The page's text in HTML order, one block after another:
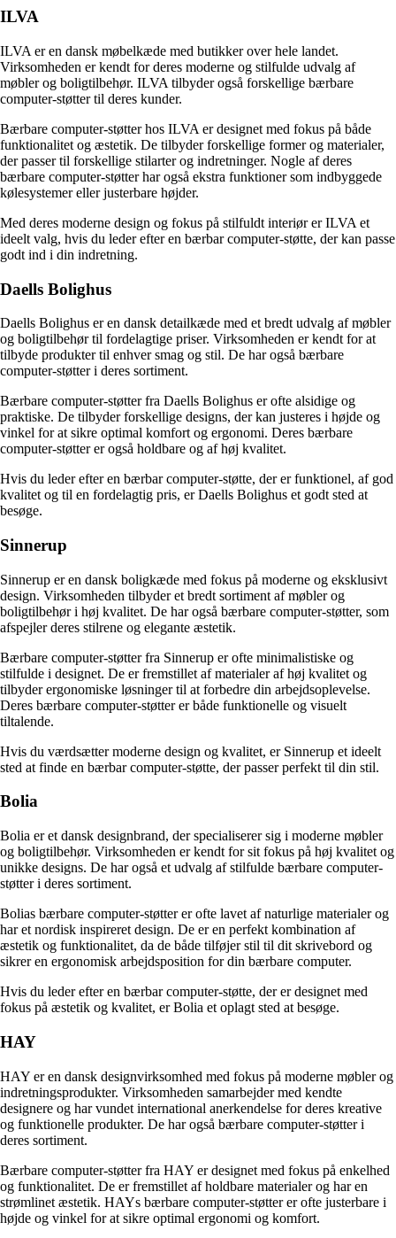
ILVA
ILVA er en dansk møbelkæde med butikker over hele landet.
Virksomheden er kendt for deres moderne og stilfulde udvalg af
møbler og boligtilbehør. ILVA tilbyder også forskellige bærbare
computer-støtter til deres kunder.
Bærbare computer-støtter hos ILVA er designet med fokus på både
funktionalitet og æstetik. De tilbyder forskellige former og materialer,
der passer til forskellige stilarter og indretninger. Nogle af deres
bærbare computer-støtter har også ekstra funktioner som indbyggede
kølesystemer eller justerbare højder.
Med deres moderne design og fokus på stilfuldt interiør er ILVA et
ideelt valg, hvis du leder efter en bærbar computer-støtte, der kan passe
godt ind i din indretning.
Daells Bolighus
Daells Bolighus er en dansk detailkæde med et bredt udvalg af møbler
og boligtilbehør til fordelagtige priser. Virksomheden er kendt for at
tilbyde produkter til enhver smag og stil. De har også bærbare
computer-støtter i deres sortiment.
Bærbare computer-støtter fra Daells Bolighus er ofte alsidige og
praktiske. De tilbyder forskellige designs, der kan justeres i højde og
vinkel for at sikre optimal komfort og ergonomi. Deres bærbare
computer-støtter er også holdbare og af høj kvalitet.
Hvis du leder efter en bærbar computer-støtte, der er funktionel, af god
kvalitet og til en fordelagtig pris, er Daells Bolighus et godt sted at
besøge.
Sinnerup
Sinnerup er en dansk boligkæde med fokus på moderne og eksklusivt
design. Virksomheden tilbyder et bredt sortiment af møbler og
boligtilbehør i høj kvalitet. De har også bærbare computer-støtter, som
afspejler deres stilrene og elegante æstetik.
Bærbare computer-støtter fra Sinnerup er ofte minimalistiske og
stilfulde i designet. De er fremstillet af materialer af høj kvalitet og
tilbyder ergonomiske løsninger til at forbedre din arbejdsoplevelse.
Deres bærbare computer-støtter er både funktionelle og visuelt
tiltalende.
Hvis du værdsætter moderne design og kvalitet, er Sinnerup et ideelt
sted at finde en bærbar computer-støtte, der passer perfekt til din stil.
Bolia
Bolia er et dansk designbrand, der specialiserer sig i moderne møbler
og boligtilbehør. Virksomheden er kendt for sit fokus på høj kvalitet og
unikke designs. De har også et udvalg af stilfulde bærbare computer-
støtter i deres sortiment.
Bolias bærbare computer-støtter er ofte lavet af naturlige materialer og
har et nordisk inspireret design. De er en perfekt kombination af
æstetik og funktionalitet, da de både tilføjer stil til dit skrivebord og
sikrer en ergonomisk arbejdsposition for din bærbare computer.
Hvis du leder efter en bærbar computer-støtte, der er designet med
fokus på æstetik og kvalitet, er Bolia et oplagt sted at besøge.
HAY
HAY er en dansk designvirksomhed med fokus på moderne møbler og
indretningsprodukter. Virksomheden samarbejder med kendte
designere og har vundet international anerkendelse for deres kreative
og funktionelle produkter. De har også bærbare computer-støtter i
deres sortiment.
Bærbare computer-støtter fra HAY er designet med fokus på enkelhed
og funktionalitet. De er fremstillet af holdbare materialer og har en
strømlinet æstetik. HAYs bærbare computer-støtter er ofte justerbare i
højde og vinkel for at sikre optimal ergonomi og komfort.